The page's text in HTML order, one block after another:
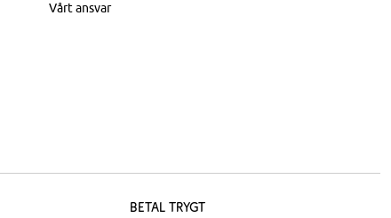
Vårt ansvar
Betal trygt